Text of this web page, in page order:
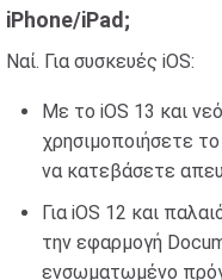
iPhone/iPad;
Ναί. Για συσκευές iOS:
Με το iOS 13 και
χρησιμοποιήσετε
να κατεβάσετε
Για iOS 12 και
την εφαρμογή
ενσωματωμένο